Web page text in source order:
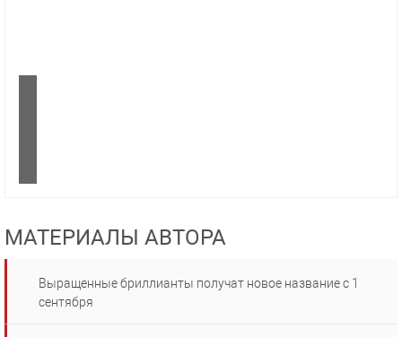
МАТЕРИАЛЫ АВТОРА
Выращенные бриллианты получат новое название с 1
сентября